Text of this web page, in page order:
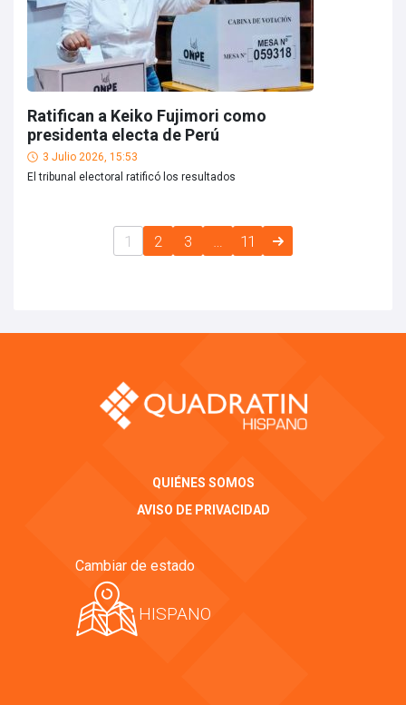
Ratifican a Keiko Fujimori como
presidenta electa de Perú
3 Julio 2026, 15:53
El tribunal electoral ratificó los resultados
1 2 3 11
QUIÉNES SOMOS
AVISO DE PRIVACIDAD
Cambiar de estado
HISPANO